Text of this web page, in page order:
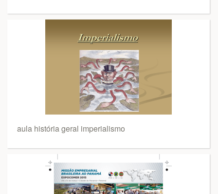
aula história geral imperialismo